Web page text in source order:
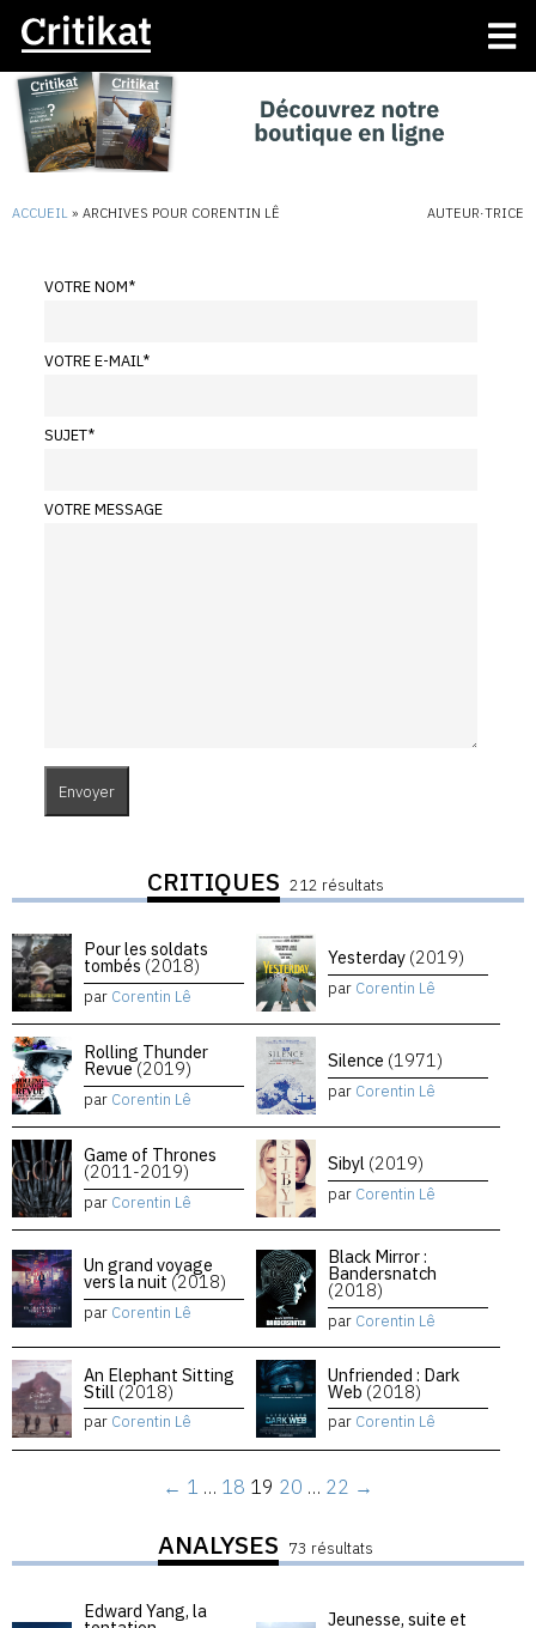
ACCUEIL » ARCHIVES POUR CORENTIN LÊ AUTEUR·TRICE
VOTRE NOM*
VOTRE E-MAIL*
SUJET*
VOTRE MESSAGE
CRITIQUES 212 résultats
Pour les soldats
tombés (2018)
par Corentin Lê
Yesterday (2019)
par Corentin Lê
Rolling Thunder
Revue(2019)
par Corentin Lê
Silence (1971)
par Corentin Lê
Game of Thrones
(2011-2019)
par Corentin Lê
Sibyl (2019)
par Corentin Lê
Un grand voyage
vers la nuit (2018)
par Corentin Lê
Black Mirror :
Bandersnatch
(2018)
par Corentin Lê
An Elephant Sitting
Still (2018)
par Corentin Lê
Unfriended : Dark
Web (2018)
par Corentin Lê
← 1 … 18 19 20 … 22 →
ANALYSES 73 résultats
Edward Yang, la Jeunesse, suite et